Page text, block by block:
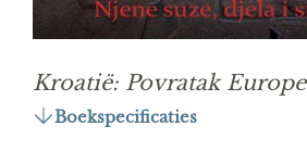
Kroatië: Povratak Europe
Boekspecificaties